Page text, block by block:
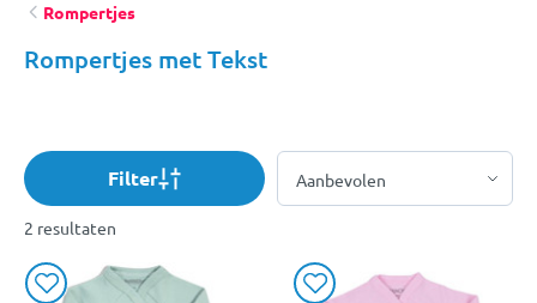
Rompertjes
Rompertjes met Tekst
Filter
2 resultaten